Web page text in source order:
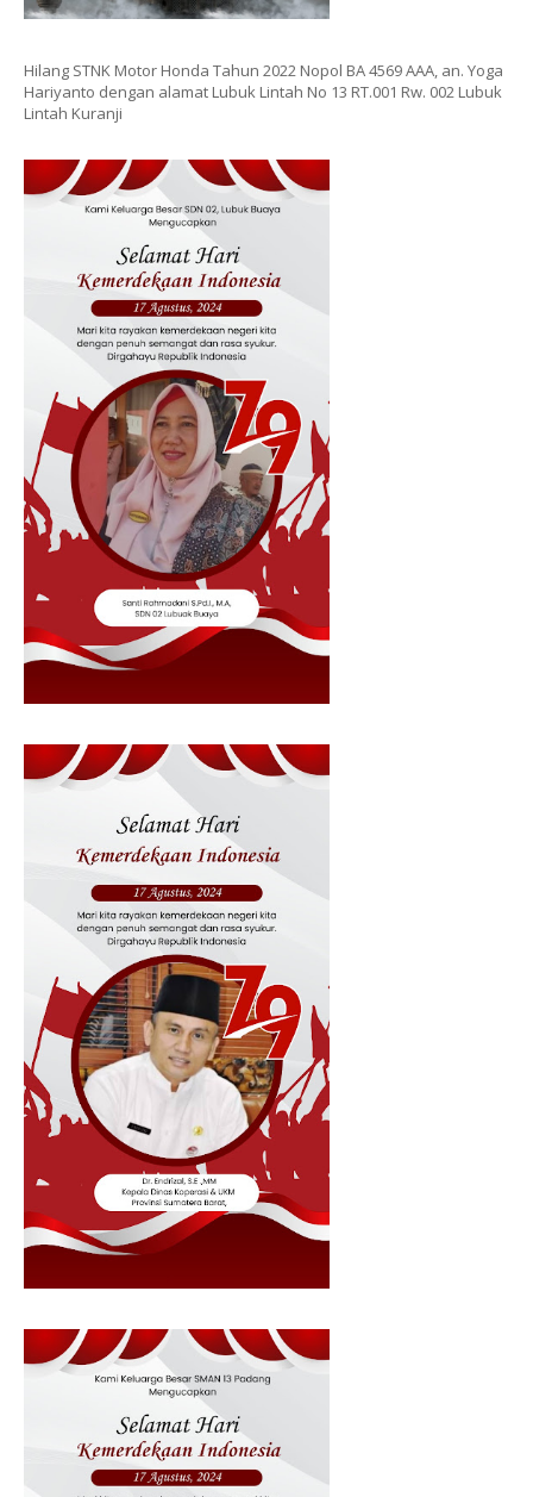
Hilang STNK Motor Honda Tahun 2022 Nopol BA 4569 AAA, an. Yoga
Hariyanto dengan alamat Lubuk Lintah No 13 RT.001 Rw. 002 Lubuk
Lintah Kuranji